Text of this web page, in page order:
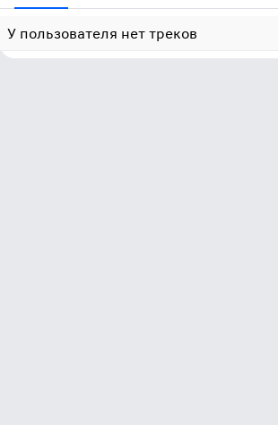
У пользователя нет треков